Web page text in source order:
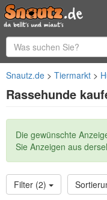
Snautz.de Tiermarkt
Rassehunde
Statusmeldung
Die gewünschte
Sie Anzeigen aus
Filter (2)